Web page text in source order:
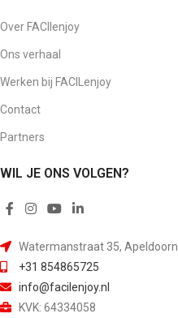
Over FACIlenjoy
Ons verhaal
Werken bij FACILenjoy
Contact
Partners
WIL JE ONS VOLGEN?
Watermanstraat 35, Apeldoorn
+31 854865725
info@facilenjoy.nl
KVK: 64334058